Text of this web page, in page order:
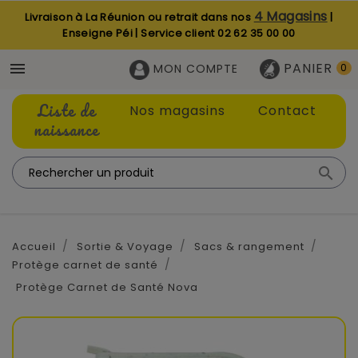
Livraison à La Réunion ou retrait dans nos 4 Magasins |
Enseigne Péi | Service client02 62 35 00 00
 PANIER 0
MON COMPTE
Liste de
naissance
Nos magasins Contact

Accueil Sortie & Voyage
Sacs & rangement
Protège carnet de santé
Protège Carnet de Santé Nova